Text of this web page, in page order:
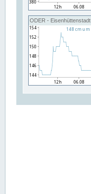
ODER - Eisenhüttenstadt